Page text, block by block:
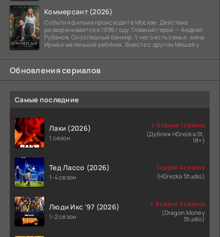
Коммерсант (2026)
События фильма происходят в Москве. Действие
разворачивается в 1996 году. Главный герой — Андрей
Рубанов. Он успешный банкир. У него есть семья: жена
Ирма и маленький ребёнок. Вместе с другом Мишей у
Обновления сериалов
Самые последние
Лаки (2026)
1 сезон
1-5 серия 1 сезона
(Дубляж HDrezka St.
18+)
Тед Лассо (2026)
1-4 сезон
1 серия 4 сезона
(HDrezka Studio)
Люди Икс '97 (2026)
1-2 сезон
1-8 серия 2 сезона
(Dragon Money
Studio)